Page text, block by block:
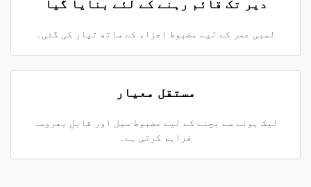
دیر تک قائم رہنے کے لئے بنایا گیا
لمبی عمر کے لیے مضبوط اجزاء کے ساتھ تیار کی گئی۔
مستقل معیار
لیک ہونے سے بچنے کے لیے مضبوط سیل اور قابلِ بھروسہ
فراہم کرتی ہے۔